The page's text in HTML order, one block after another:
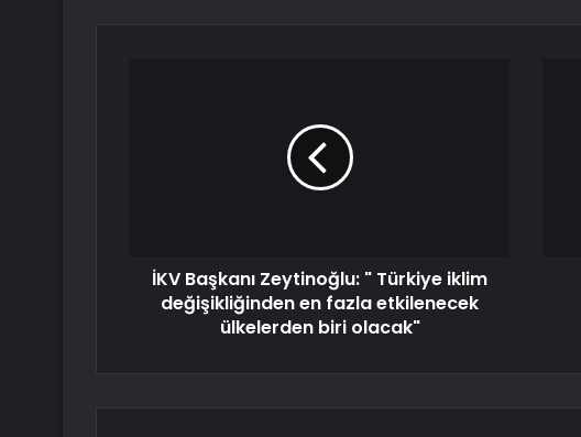
İKV Başkanı Zeytinoğlu: " Türkiye iklim
değişikliğinden en fazla etkilenecek
ülkelerden biri olacak"